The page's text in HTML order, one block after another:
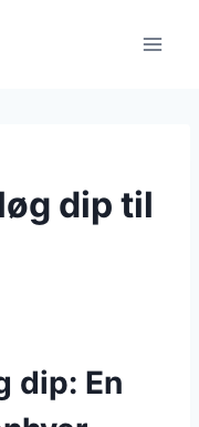
dip til
dip: En